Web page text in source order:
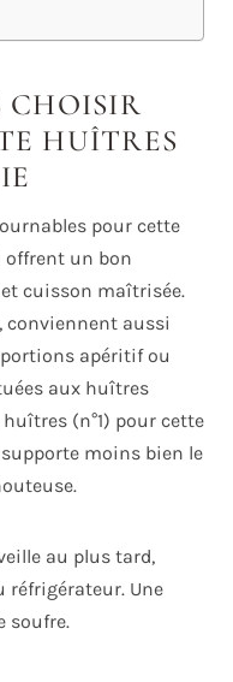
CHOISIR
HUÎTRES
pour cette
offrent un bon
cuisson maîtrisée.
conviennent aussi
apéritif ou
aux huîtres
(n°1) pour cette
moins bien le
au plus tard,
réfrigérateur. Une
soufre.